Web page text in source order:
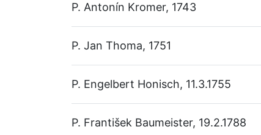
P. Antonín Kromer, 1743
P. Jan Thoma, 1751
P. Engelbert Honisch, 11.3.1755
P. František Baumeister, 19.2.1788